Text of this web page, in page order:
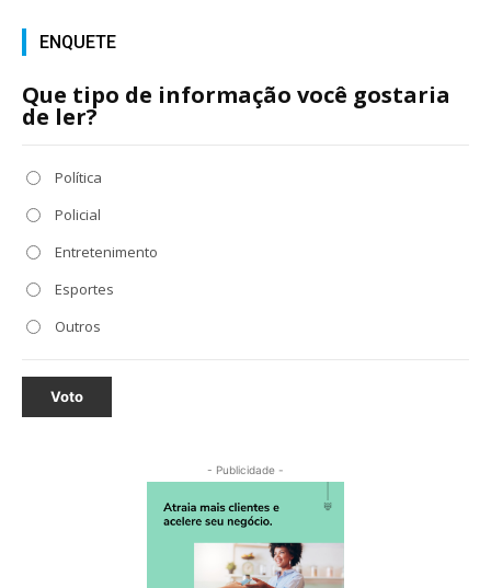
ENQUETE
Que tipo de informação você gostaria
de ler?
Política
Policial
Entretenimento
Esportes
Outros
Voto
- Publicidade -